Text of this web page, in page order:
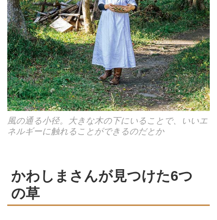
風の通る小径。大きな木の下にいることで、いいエ
ネルギーに触れることができるのだとか
かわしまさんが見つけた6つ
の草